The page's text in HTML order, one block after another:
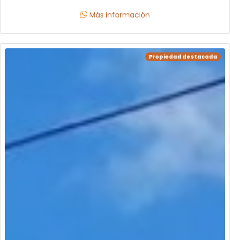
independientes, dos accesos a zona comun del
del a avenida de la av. esperanza, y a cinco cuadras
de la estación de transmilenio normandía. ubicada
estratégicamente con facilidad de acceso y cercanía
Más información
Propiedad destacada